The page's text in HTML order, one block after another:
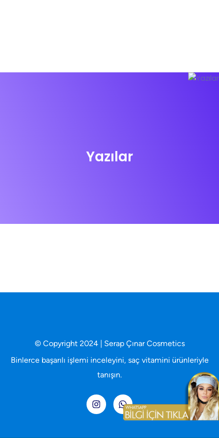
Yazılar
© Copyright 2024 | Serap Çınar Cosmetics
Binlerce başarılı işlemi inceleyini, saç vitamini ürünleriyle
tanışın.